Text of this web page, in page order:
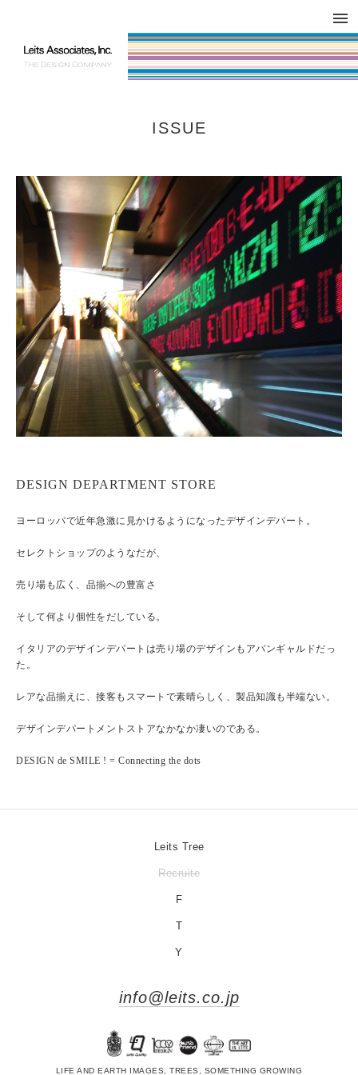
ISSUE
DESIGN DEPARTMENT STORE
ヨーロッパで近年急激に見かけるようになったデザインデパート。
セレクトショップのようなだが、
売り場も広く、品揃への豊富さ
そして何より個性をだしている。
イタリアのデザインデパートは売り場のデザインもアバンギャルドだっ
た。
レアな品揃えに、接客もスマートで素晴らしく、製品知識も半端ない。
デザインデパートメントストアなかなか凄いのである。
DESIGN de SMILE ! = Connecting the dots
Leits Tree
Recruite
F
T
Y
info@leits.co.jp
LIFE AND EARTH IMAGES, TREES, SOMETHING GROWING